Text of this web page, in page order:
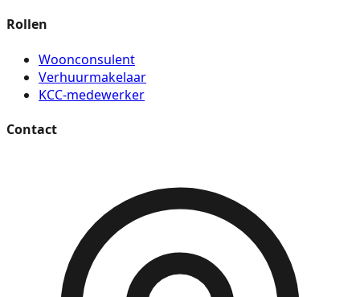
Rollen
Woonconsulent
Verhuurmakelaar
KCC-medewerker
Contact